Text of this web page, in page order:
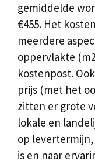
gemiddelde
€455. Het
meerdere
oppervlakte
kostenpost.
prijs (met het
zitten er grote
lokale en
op
is en naar